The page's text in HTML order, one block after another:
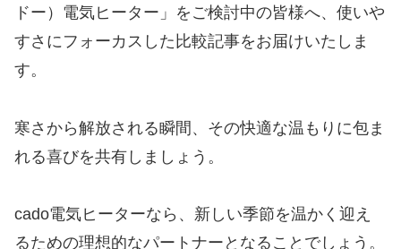
ドー）電気ヒーター」をご検討中の皆様へ、使いや
すさにフォーカスした比較記事をお届けいたしま
す。
寒さから解放される瞬間、その快適な温もりに包ま
れる喜びを共有しましょう。
cado電気ヒーターなら、新しい季節を温かく迎え
るための理想的なパートナーとなることでしょう。